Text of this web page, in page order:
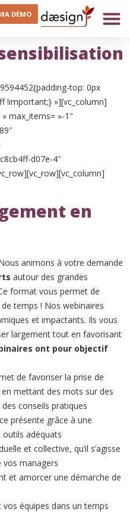
DÉMO
top: 0px
!important;} »][vc_column]
max_items= »-1″
d07e-4″
en
animons à votre demande
autour des grandes
format vous permet de
temps ! Nos webinaires
et impactants. Ils vous
largement tout en favorisant
ont pour objectif
de favoriser la prise de
mettant des mots sur des
conseils pratiques
présente grâce à une
adéquats
et collective, qu’il s’agisse
managers
et amorcer une démarche de
équipes dans un temps